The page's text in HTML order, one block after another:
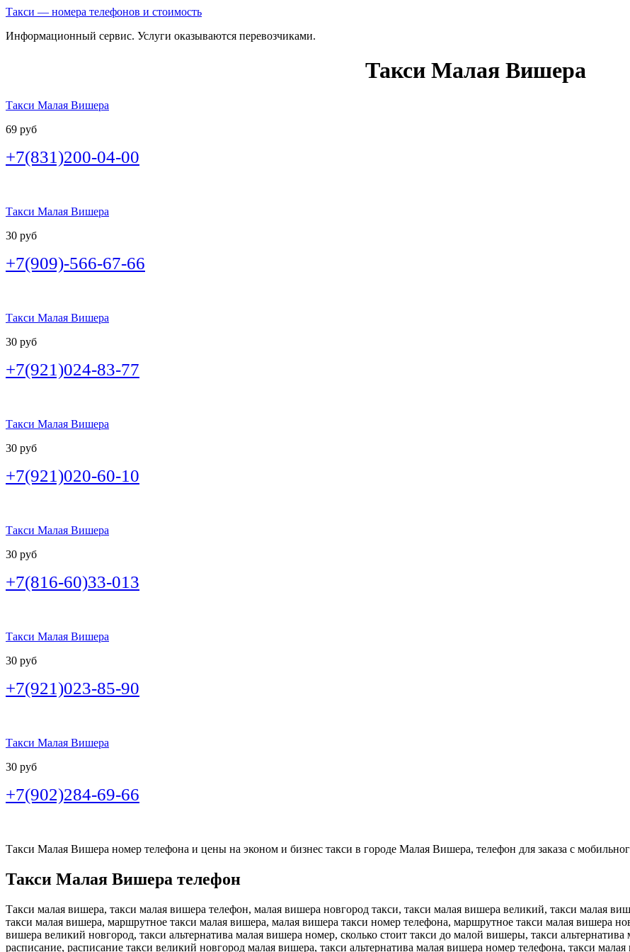
Такси — номера телефонов и стоимость
Информационный сервис. Услуги оказываются перевозчиками.
Такси Малая Вишера
Такси Малая Вишера
69 руб
+7(831)200-04-00
Такси Малая Вишера
30 руб
+7(909)-566-67-66
Такси Малая Вишера
30 руб
+7(921)024-83-77
Такси Малая Вишера
30 руб
+7(921)020-60-10
Такси Малая Вишера
30 руб
+7(816-60)33-013
Такси Малая Вишера
30 руб
+7(921)023-85-90
Такси Малая Вишера
30 руб
+7(902)284-69-66
Такси Малая Вишера номер телефона и цены на эконом и бизнес такси в городе Малая Вишера, телефон для заказа с
Такси Малая Вишера телефон
Такси малая вишера, такси малая вишера телефон, малая вишера новгород такси, такси малая вишера великий, такси малая
такси малая вишера, маршрутное такси малая вишера, малая вишера такси номер телефона, маршрутное такси малая вишера
вишера великий новгород, такси альтернатива малая вишера номер, сколько стоит такси до малой вишеры, такси
расписание, расписание такси великий новгород малая вишера, такси альтернатива малая вишера номер телефона, такси